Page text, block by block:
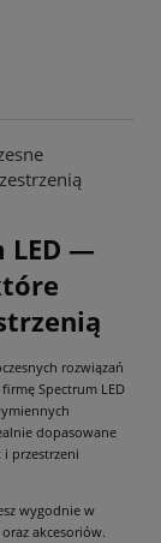
LED —
rozwiązań
Spectrum LED
dopasowane
przestrzeni
wygodnie w
akcesoriów.